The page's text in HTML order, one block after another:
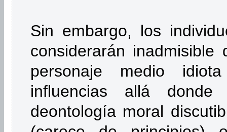
Sin embargo, los
considerarán
personaje medio
influencias allá
deontología moral